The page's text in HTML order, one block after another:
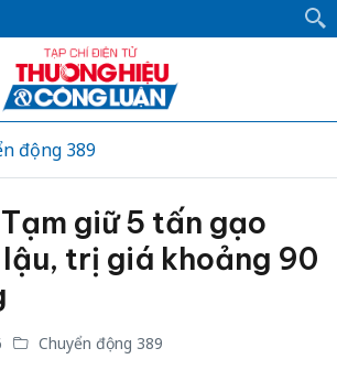
động 389
giữ 5 tấn gạo
trị giá khoảng 90
Chuyển động 389